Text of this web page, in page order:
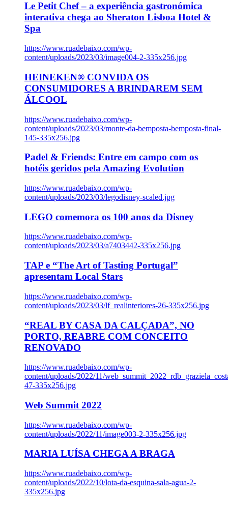
Le Petit Chef – a experiência gastronómica
interativa chega ao Sheraton Lisboa Hotel &
Spa
https://www.ruadebaixo.com/wp-
content/uploads/2023/03/image004-2-335x256.jpg
HEINEKEN® CONVIDA OS
CONSUMIDORES A BRINDAREM SEM
ÁLCOOL
https://www.ruadebaixo.com/wp-
content/uploads/2023/03/monte-da-bemposta-bemposta-final-
145-335x256.jpg
Padel & Friends: Entre em campo com os
hotéis geridos pela Amazing Evolution
https://www.ruadebaixo.com/wp-
content/uploads/2023/03/legodisney-scaled.jpg
LEGO comemora os 100 anos da Disney
https://www.ruadebaixo.com/wp-
content/uploads/2023/03/a7403442-335x256.jpg
TAP e “The Art of Tasting Portugal”
apresentam Local Stars
https://www.ruadebaixo.com/wp-
content/uploads/2023/03/lf_realinteriores-26-335x256.jpg
“REAL BY CASA DA CALÇADA”, NO
PORTO, REABRE COM CONCEITO
RENOVADO
https://www.ruadebaixo.com/wp-
content/uploads/2022/11/
47-335x256.jpg
Web Summit 2022
https://www.ruadebaixo.com/wp-
content/uploads/2022/11/image003-2-335x256.jpg
MARIA LUÍSA CHEGA A BRAGA
https://www.ruadebaixo.com/wp-
content/uploads/2022/10/lota-da-esquina-sala-agua-2-
335x256.jpg